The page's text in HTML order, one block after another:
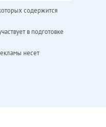
содержится
в подготовке
несет